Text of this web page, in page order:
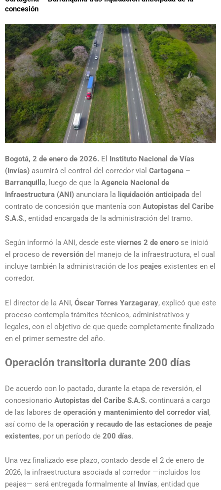
concesión
Bogotá, 2 de enero de 2026. El Instituto Nacional de Vías
(Invías) asumirá el control del corredor vial Cartagena –
Barranquilla, luego de que la Agencia Nacional de
Infraestructura (ANI) anunciara la liquidación anticipada del
contrato de concesión que mantenía con Autopistas del Caribe
S.A.S., entidad encargada de la administración del tramo.
Según informó la ANI, desde este viernes 2 de enero se inició
el proceso de reversión del manejo de la infraestructura, el cual
incluye también la administración de los peajes existentes en el
corredor.
El director de la ANI, Óscar Torres Yarzagaray, explicó que este
proceso contempla trámites técnicos, administrativos y
legales, con el objetivo de que quede completamente finalizado
en el primer semestre del año.
Operación transitoria durante 200 días
De acuerdo con lo pactado, durante la etapa de reversión, el
concesionario Autopistas del Caribe S.A.S. continuará a cargo
de las labores de operación y mantenimiento del corredor vial ,
así como de la operación y recaudo de las estaciones de peaje
existentes, por un período de 200 días.
Una vez finalizado ese plazo, contado desde el 2 de enero de
2026, la infraestructura asociada al corredor —incluidos los
peajes— será entregada formalmente al Invías, entidad que